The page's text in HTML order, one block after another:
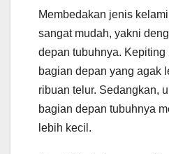
Membedakan jenis
sangat mudah, yakni
depan tubuhnya.
bagian depan yang agak
ribuan telur. Sedangkan,
bagian depan tubuhnya
lebih kecil.